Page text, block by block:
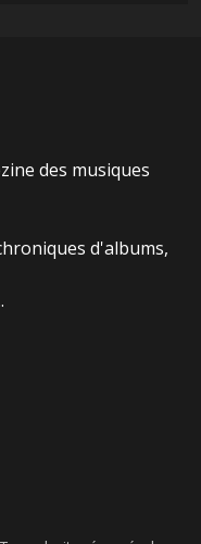
des musiques
d'albums,